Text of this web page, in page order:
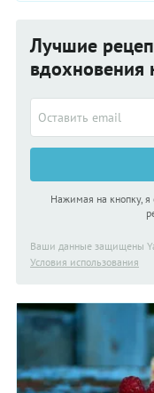
Лучшие
Нажимая на кнопку,
Ваши данные защищены
Условия использования